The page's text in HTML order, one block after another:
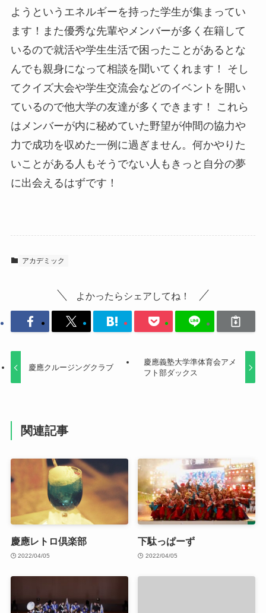
ようというエネルギーを持った学生が集まってい
ます！また優秀な先輩やメンバーが多く在籍して
いるので就活や学生生活で困ったことがあるとな
んでも親身になって相談を聞いてくれます！ そし
てクイズ大会や学生交流会などのイベントを開い
ているので他大学の友達が多くできます！ これら
はメンバーが内に秘めていた野望が仲間の協力や
力で成功を収めた一例に過ぎません。何かやりた
いことがある人もそうでない人もきっと自分の夢
に出会えるはずです！
アカデミック
よかったらシェアしてね！
慶應クルージングクラブ
慶應義塾大学準体育会アメ
フト部ダックス
関連記事
慶應レトロ倶楽部
2022/04/05
下駄っぱーず
2022/04/05